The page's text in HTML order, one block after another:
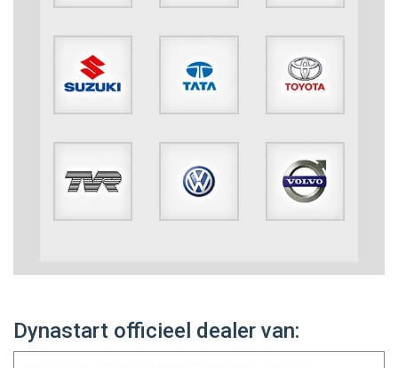
Dynastart officieel dealer van: